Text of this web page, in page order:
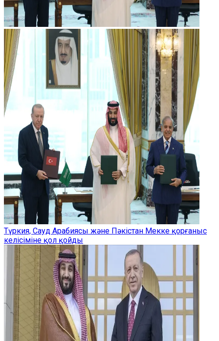
Түркия, Сауд Арабиясы және Пәкістан Мекке қорғаныс
келісіміне қол қойды